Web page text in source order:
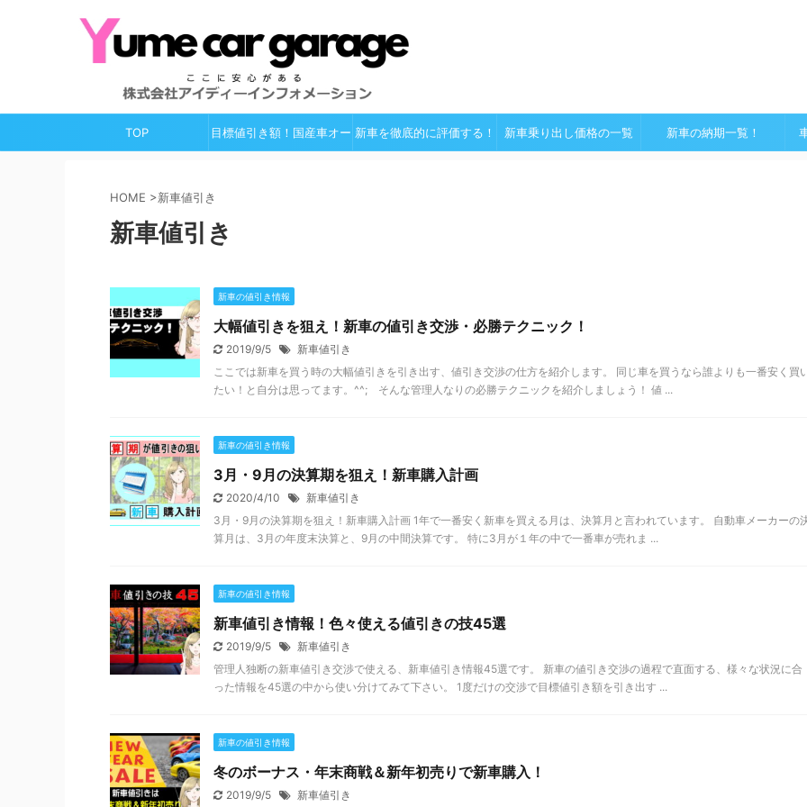
TOP 目標値引き額！国産車オー 新車を徹底的に評価する！ 新車乗り出し価格の一覧 新車の納期一覧！
HOME >新車値引き
新車値引き
新車の値引き情報
大幅値引きを狙え！新車の値引き交渉・必勝テクニック！
2019/9/5
新車値引き
ここでは新車を買う時の大幅値引きを引き出す、値引き交渉の仕方を紹介します。 同じ車を買うなら誰よりも一番安く買
たい！と自分は思ってます。^^; そんな管理人なりの必勝テクニックを紹介しましょう！ 値 ...
新車の値引き情報
3月・9月の決算期を狙え！新車購入計画
2020/4/10
新車値引き
3月・9月の決算期を狙え！新車購入計画 1年で一番安く新車を買える月は、決算月と言われています。 自動車メーカーの
算月は、3月の年度末決算と、9月の中間決算です。 特に3月が１年の中で一番車が売れま ...
新車の値引き情報
新車値引き情報！色々使える値引きの技45選
2019/9/5
新車値引き
管理人独断の新車値引き交渉で使える、新車値引き情報45選です。 新車の値引き交渉の過程で直面する、様々な状況に合
った情報を45選の中から使い分けてみて下さい。 1度だけの交渉で目標値引き額を引き出す ...
新車の値引き情報
冬のボーナス・年末商戦＆新年初売りで新車購入！
2019/9/5 新車値引き